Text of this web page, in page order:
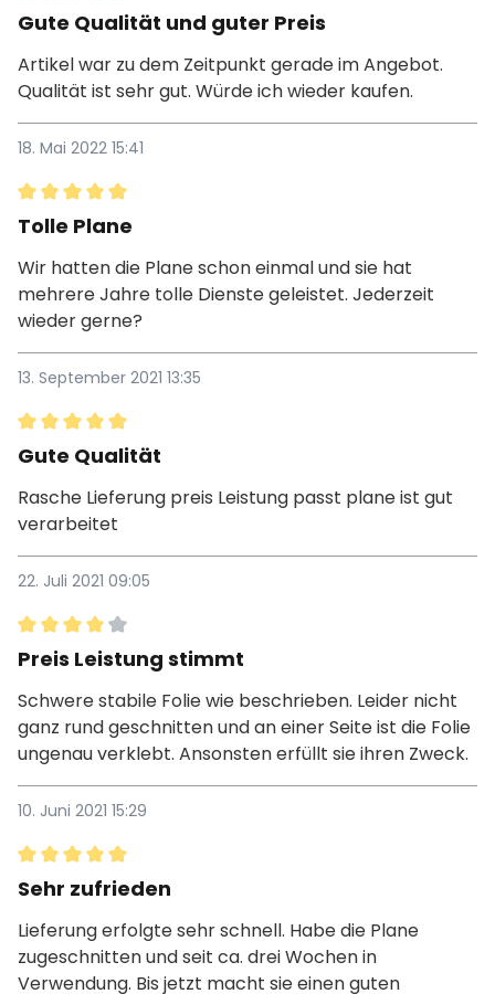
Bewertung mit 5 von 5 Sternen
Gute Qualität und guter Preis
Artikel war zu dem Zeitpunkt gerade im Angebot.
Qualität ist sehr gut. Würde ich wieder kaufen.
18. Mai 2022 15:41
Bewertung mit 5 von 5 Sternen
Tolle Plane
Wir hatten die Plane schon einmal und sie hat
mehrere Jahre tolle Dienste geleistet. Jederzeit
wieder gerne?
13. September 2021 13:35
Bewertung mit 5 von 5 Sternen
Gute Qualität
Rasche Lieferung preis Leistung passt plane ist gut
verarbeitet
22. Juli 2021 09:05
Bewertung mit 4 von 5 Sternen
Preis Leistung stimmt
Schwere stabile Folie wie beschrieben. Leider nicht
ganz rund geschnitten und an einer Seite ist die Folie
ungenau verklebt. Ansonsten erfüllt sie ihren Zweck.
10. Juni 2021 15:29
Bewertung mit 5 von 5 Sternen
Sehr zufrieden
Lieferung erfolgte sehr schnell. Habe die Plane
zugeschnitten und seit ca. drei Wochen in
Verwendung. Bis jetzt macht sie einen guten